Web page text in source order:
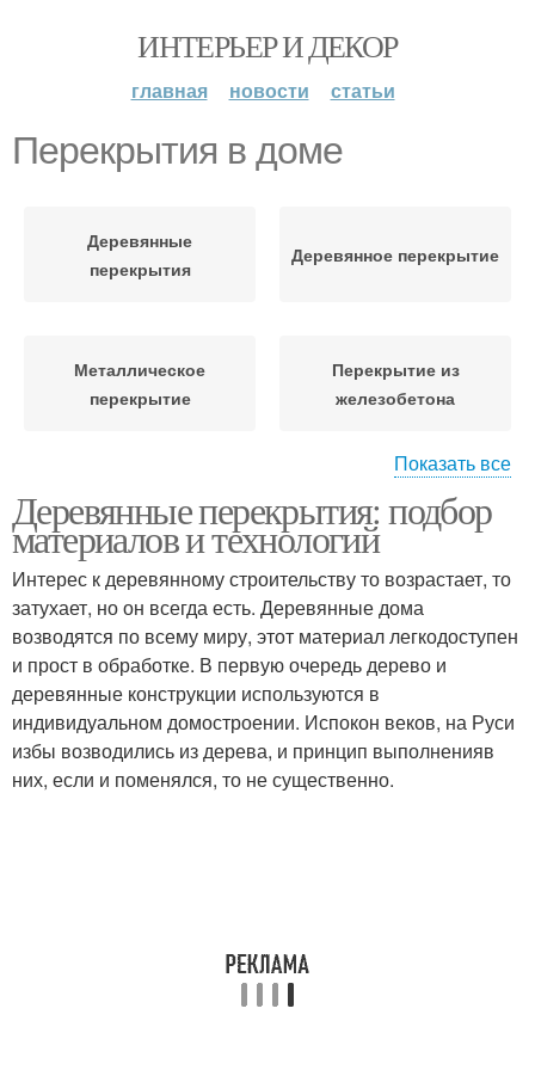
ИНТЕРЬЕР И ДЕКОР
главная новости статьи
Перекрытия в доме
Деревянные
перекрытия
Деревянное перекрытие
Металлическое
перекрытие
Перекрытие из
железобетона
деревянных
перекрытий
Перекрытие в доме
Сборно-монолитное
перекрытие
Перекрытия в
газобетонном доме
Перекрытия на балках
Перекрытие по
деревянным балкам
Показать все
Деревянные перекрытия: подбор
материалов и технологий
Интерес к деревянному строительству то возрастает, то
затухает, но он всегда есть. Деревянные дома
возводятся по всему миру, этот материал легкодоступен
и прост в обработке. В первую очередь дерево и
деревянные конструкции используются в
индивидуальном домостроении. Испокон веков, на Руси
избы возводились из дерева, и принцип выполненияв
них, если и поменялся, то не существенно.